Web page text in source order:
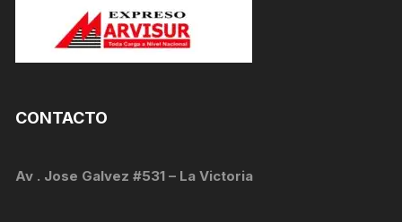
CONTACTO
Av . Jose Galvez #531 – La Victoria